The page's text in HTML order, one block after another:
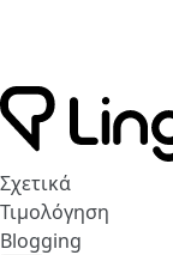
Σχετικά
Τιμολόγηση
Blogging